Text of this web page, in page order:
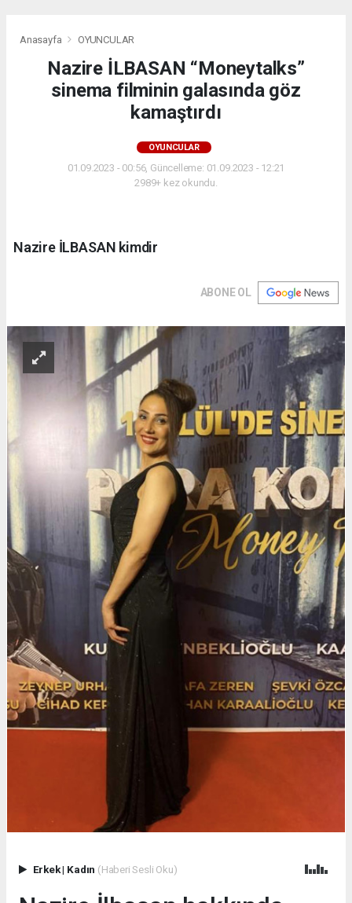
Anasayfa OYUNCULAR
Nazire İLBASAN “Moneytalks”
sinema filminin galasında göz
kamaştırdı
OYUNCULAR
01.09.2023 - 00:56, Güncelleme: 01.09.2023 - 12:21
2989+ kez okundu.
Nazire İLBASAN kimdir
ABONE OL
Erkek| Kadın (Haberi Sesli Oku)